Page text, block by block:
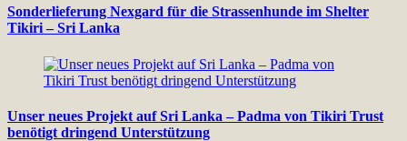
Sonderlieferung Nexgard für die Strassenhunde im Shelter
Tikiri – Sri Lanka
Unser neues Projekt auf Sri Lanka – Padma von Tikiri Trust
benötigt dringend Unterstützung